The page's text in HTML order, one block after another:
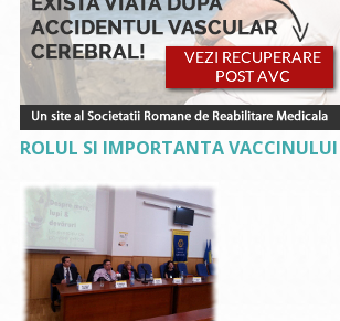
ROLUL SI IMPORTANTA VACCINULUI